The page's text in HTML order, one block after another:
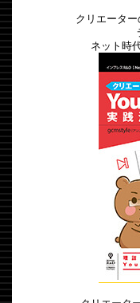
クリエーター
ネット時